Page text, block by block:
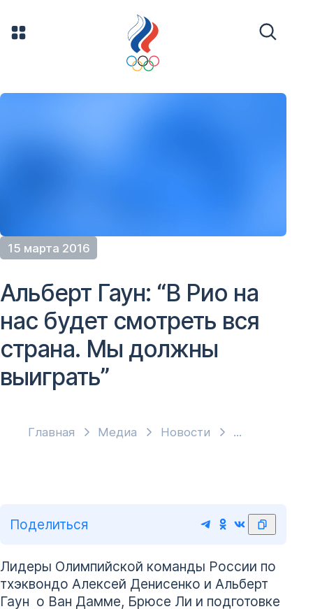
15 марта 2016
Главная Медиа Новости
Альберт Гаун: “В Рио на
нас будет смотреть вся
страна. Мы должны
выиграть”
Поделиться
Лидеры Олимпийской команды России по
тхэквондо Алексей Денисенко и Альберт
Гаун о Ван Дамме, Брюсе Ли и подготовке